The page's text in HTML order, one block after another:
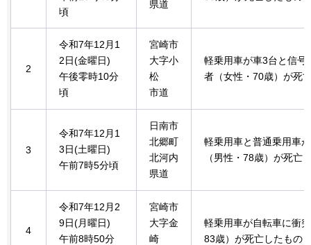
頃
県道
2
令和7年12月1
2日(金曜日)
午後零時10分
頃
宮崎市
大字小
松
市道
軽乗用車が車3台と信号
者（女性・70歳）が死
3
令和7年12月1
3日(土曜日)
午前7時5分頃
日南市
北郷町
北河内
県道
軽乗用車と普通乗用車
（男性・78歳）が死亡
4
令和7年12月2
9日(月曜日)
午前8時50分
宮崎市
大字金
崎
軽乗用車が自転車に衝
83歳）が死亡したもの